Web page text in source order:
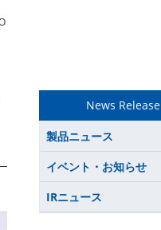
News Release
製品ニュース
イベント・お知らせ
IRニュース